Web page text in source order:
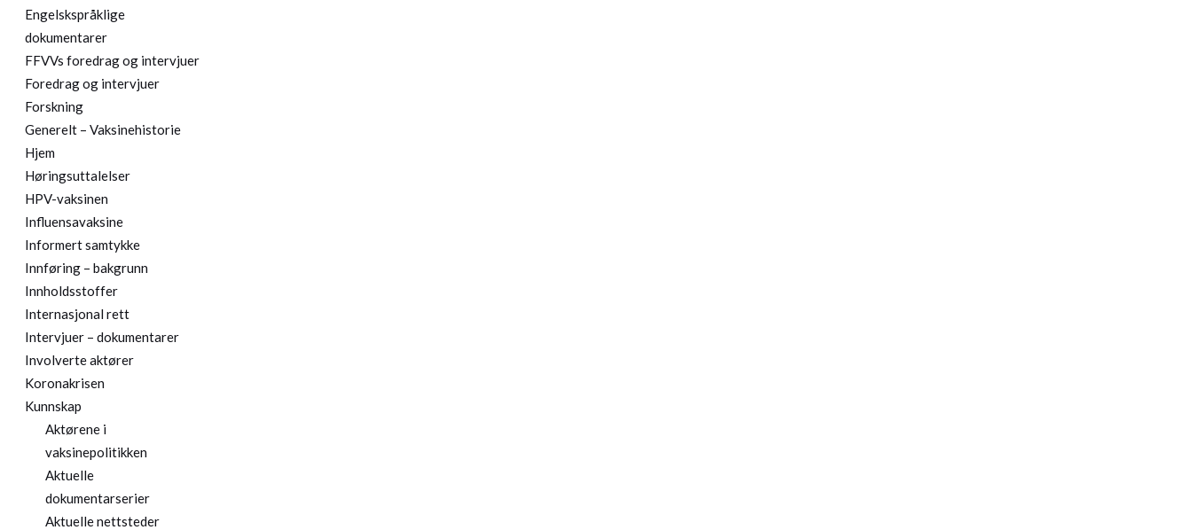
Engelskspråklige
dokumentarer
FFVVs foredrag og intervjuer
Foredrag og intervjuer
Forskning
Generelt – Vaksinehistorie
Hjem
Høringsuttalelser
HPV-vaksinen
Influensavaksine
Informert samtykke
Innføring – bakgrunn
Innholdsstoffer
Internasjonal rett
Intervjuer – dokumentarer
Involverte aktører
Koronakrisen
Kunnskap
Aktørene i
vaksinepolitikken
Aktuelle
dokumentarserier
Aktuelle nettsteder